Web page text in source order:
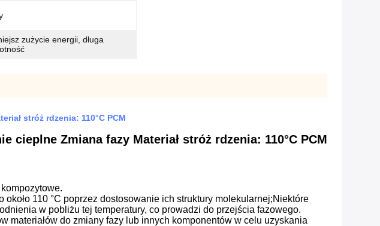
zużycie energii, długa
stróż rdzenia: 110°C PCM
Zmiana fazy Materiał stróż rdzenia: 110°C PCM
110 °C poprzez dostosowanie ich struktury molekularnej;Niektóre
w pobliżu tej temperatury, co prowadzi do przejścia fazowego.
materiałów do zmiany fazy lub innych komponentów w celu uzyskania